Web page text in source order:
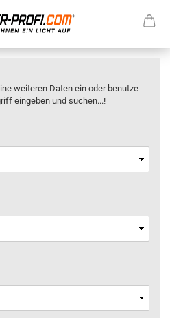
weiteren Daten ein oder benutze
eingeben und suchen...!